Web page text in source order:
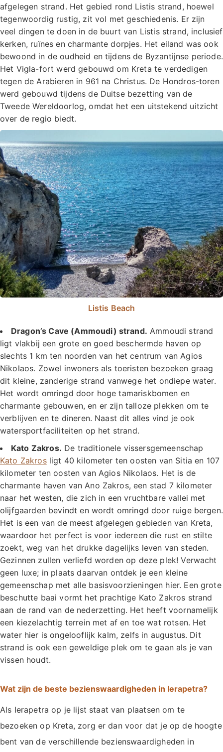
afgelegen strand. Het gebied rond Listis strand, hoewel
tegenwoordig rustig, zit vol met geschiedenis. Er zijn
veel dingen te doen in de buurt van Listis strand, inclusief
kerken, ruïnes en charmante dorpjes. Het eiland was ook
bewoond in de oudheid en tijdens de Byzantijnse periode.
Het Vigla-fort werd gebouwd om Kreta te verdedigen
tegen de Arabieren in 961 na Christus. De Hondros-toren
werd gebouwd tijdens de Duitse bezetting van de
Tweede Wereldoorlog, omdat het een uitstekend uitzicht
over de regio biedt.
Listis Beach
Dragon’s Cave (Ammoudi) strand. Ammoudi strand
ligt vlakbij een grote en goed beschermde haven op
slechts 1 km ten noorden van het centrum van Agios
Nikolaos. Zowel inwoners als toeristen bezoeken graag
dit kleine, zanderige strand vanwege het ondiepe water.
Het wordt omringd door hoge tamariskbomen en
charmante gebouwen, en er zijn talloze plekken om te
verblijven en te dineren. Naast dit alles vind je ook
watersportfaciliteiten op het strand.
Kato Zakros. De traditionele vissersgemeenschap
Kato Zakrosligt 40 kilometer ten oosten van Sitia en 107
kilometer ten oosten van Agios Nikolaos. Het is de
charmante haven van Ano Zakros, een stad 7 kilometer
naar het westen, die zich in een vruchtbare vallei met
olijfgaarden bevindt en wordt omringd door ruige bergen.
Het is een van de meest afgelegen gebieden van Kreta,
waardoor het perfect is voor iedereen die rust en stilte
zoekt, weg van het drukke dagelijks leven van steden.
Gezinnen zullen verliefd worden op deze plek! Verwacht
geen luxe; in plaats daarvan ontdek je een kleine
gemeenschap met alle basisvoorzieningen hier. Een grote
beschutte baai vormt het prachtige Kato Zakros strand
aan de rand van de nederzetting. Het heeft voornamelijk
een kiezelachtig terrein met af en toe wat rotsen. Het
water hier is ongelooflijk kalm, zelfs in augustus. Dit
strand is ook een geweldige plek om te gaan als je van
vissen houdt.
Wat zijn de beste bezienswaardigheden in Ierapetra?
Als Ierapetra op je lijst staat van plaatsen om te
bezoeken op Kreta, zorg er dan voor dat je op de hoogte
bent van de verschillende bezienswaardigheden in